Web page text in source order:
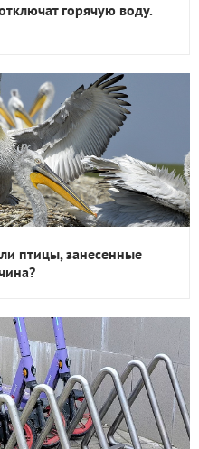
горячую воду.
птицы, занесенные